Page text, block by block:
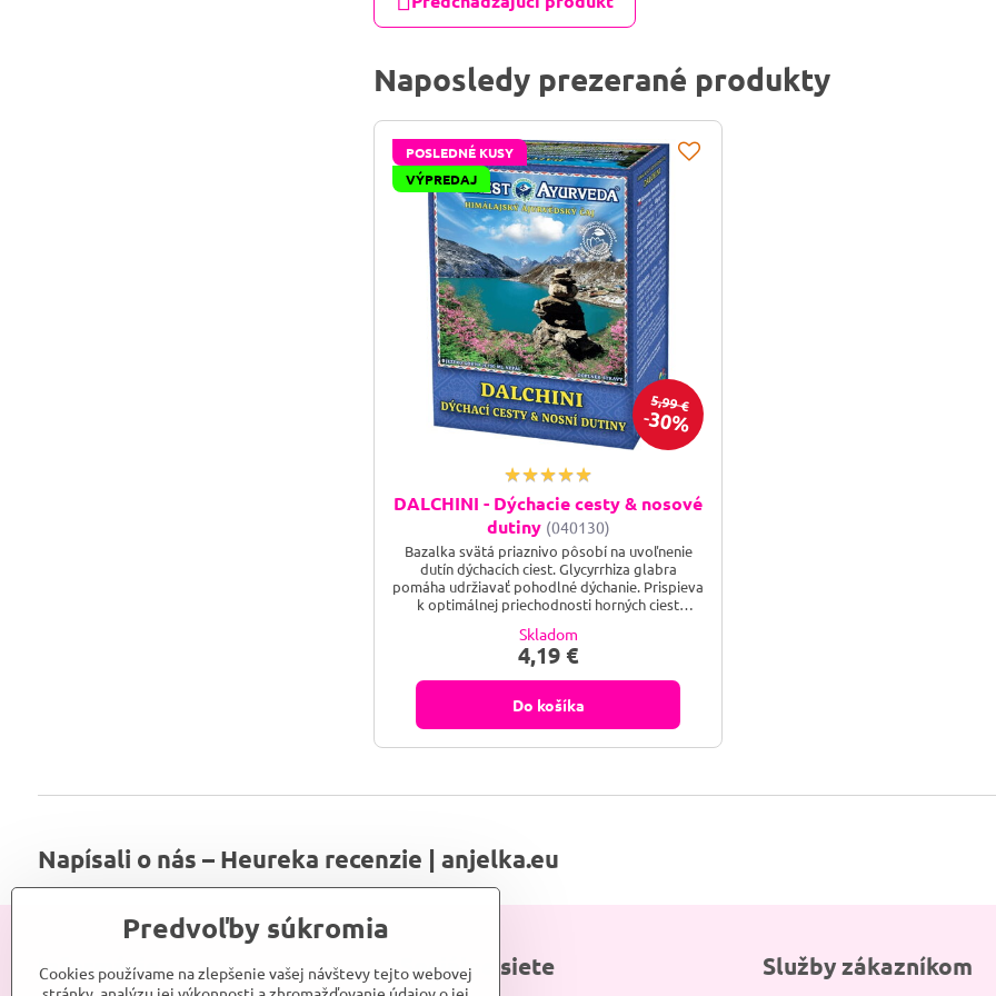
Naposledy prezerané produkty
5,99 €
30%
POSLEDNÉ KUSY
VÝPREDAJ
DALCHINI - Dýchacie cesty & nosové
dutiny (040130)
Bazalka svätá priaznivo pôsobí na uvoľnenie
dutín dýchacích ciest. Glycyrrhiza glabra​
pomáha udržiavať pohodlné dýchanie. Prispieva
k optimálnej priechodnosti horných ciest
vplyv na respiračný systém - vhodný pre
inhalovanie na uvoľnenie nosných dutín.
Skladom
4,19 €
Do košíka
Napísali o nás – Heureka recenzie | anjelka.eu
Informácie Sociálne siete Služby zákazníkom
Predvoľby súkromia
Cookies používame na zlepšenie vašej návštevy tejto webovej